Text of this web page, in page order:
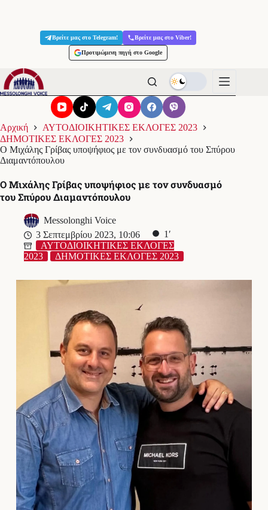
Βρείτε μας στο Telegram! Βρείτε μας στο Viber!
Προτιμώμενη πηγή στο Google
Αρχική
ΑΥΤΟΔΙΟΙΚΗΤΙΚΕΣ ΕΚΛΟΓΕΣ 2023
ΔΗΜΟΤΙΚΕΣ ΕΚΛΟΓΕΣ 2023
Ο Μιχάλης Γρίβας υποψήφιος με τον συνδυασμό του Σπύρου
Διαμαντόπουλου
Ο Μιχάλης Γρίβας υποψήφιος με τον συνδυασμό
του Σπύρου Διαμαντόπουλου
Messolonghi Voice
3 Σεπτεμβρίου 2023, 10:06
1′
ΑΥΤΟΔΙΟΙΚΗΤΙΚΕΣ ΕΚΛΟΓΕΣ
2023
ΔΗΜΟΤΙΚΕΣ ΕΚΛΟΓΕΣ 2023